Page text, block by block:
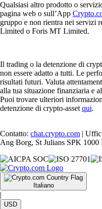
Qualsiasi altro prodotto o
pagina web o sull’App
gruppo e non rientra nei
Limited o Foris MT Limited.
Il trading o la detenzione di
non essere adatto a tutti. Le
risultati futuri. Valuta
alla tua situazione finanziaria e
Puoi trovare ulteriori
detenzione di crypto-asset qui.
Contatto: chat.crypto.com |
Ang Borg, St Julians SPK 1000
Italiano
|
USD